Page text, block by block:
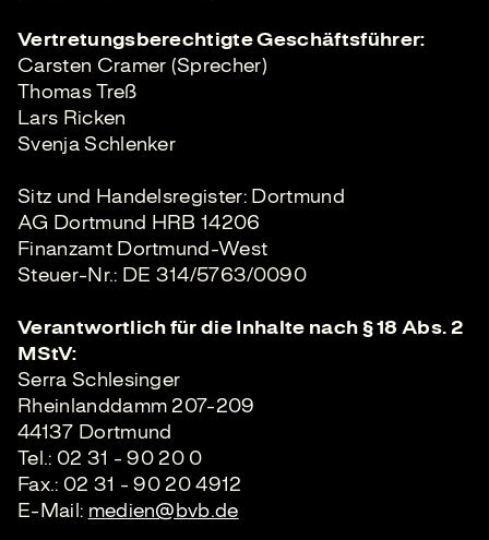
Vertretungsberechtigte Geschäftsführer:
Carsten Cramer (Sprecher)
Thomas Treß
Lars Ricken
Svenja Schlenker
Sitz und Handelsregister: Dortmund
AG Dortmund HRB 14206
Finanzamt Dortmund-West
Steuer-Nr.: DE 314/5763/0090
Verantwortlich für die Inhalte nach § 18 Abs. 2
MStV:
Serra Schlesinger
Rheinlanddamm 207-209
44137 Dortmund
Tel.: 02 31 - 90 20 0
Fax.: 02 31 - 90 20 4912
E-Mail: medien@bvb.de